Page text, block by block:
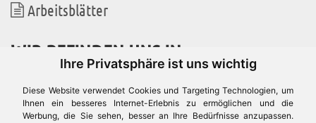
Ihre Privatsphäre ist uns wichtig
Diese Website verwendet Cookies und Targeting Technologien, um
Ihnen ein besseres Internet-Erlebnis zu ermöglichen und die
Werbung, die Sie sehen, besser an Ihre Bedürfnisse anzupassen.
Arbeitsblätter
WIR BEFINDEN UNS IN